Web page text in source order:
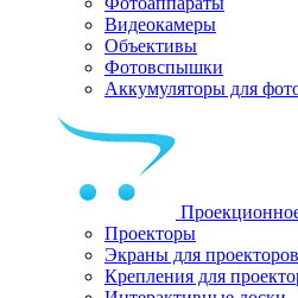
Видеокамеры
Объективы
Фотовспышки
Аккумуляторы для
Проекторы
Экраны для проекторов
Крепления для